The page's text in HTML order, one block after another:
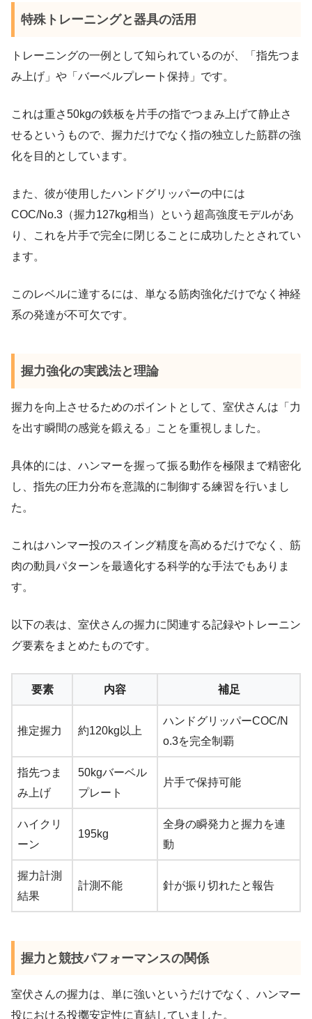
特殊トレーニングと器具の活用
トレーニングの一例として知られているのが、「指先つま
み上げ」や「バーベルプレート保持」です。
これは重さ50kgの鉄板を片手の指でつまみ上げて静止さ
せるというもので、握力だけでなく指の独立した筋群の強
化を目的としています。
また、彼が使用したハンドグリッパーの中には
COC/No.3（握力127kg相当）という超高強度モデルがあ
り、これを片手で完全に閉じることに成功したとされてい
ます。
このレベルに達するには、単なる筋肉強化だけでなく神経
系の発達が不可欠です。
握力強化の実践法と理論
握力を向上させるためのポイントとして、室伏さんは「力
を出す瞬間の感覚を鍛える」ことを重視しました。
具体的には、ハンマーを握って振る動作を極限まで精密化
し、指先の圧力分布を意識的に制御する練習を行いまし
た。
これはハンマー投のスイング精度を高めるだけでなく、筋
肉の動員パターンを最適化する科学的な手法でもありま
す。
以下の表は、室伏さんの握力に関連する記録やトレーニン
グ要素をまとめたものです。
要素 内容 補足
推定握力 約120kg以上
ハンドグリッパーCOC/N
o.3を完全制覇
指先つま
み上げ
50kgバーベル
プレート
片手で保持可能
ハイクリ
ーン
195kg
全身の瞬発力と握力を連
動
握力計測
結果
計測不能 針が振り切れたと報告
握力と競技パフォーマンスの関係
室伏さんの握力は、単に強いというだけでなく、ハンマー
投における投擲安定性に直結していました。